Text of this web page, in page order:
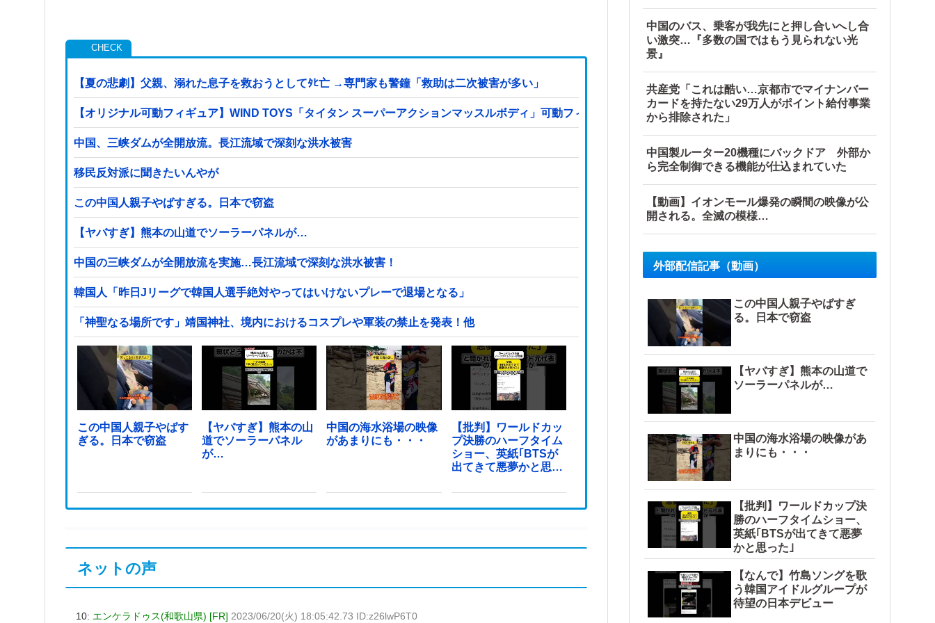
【夏の悲劇】父親、溺れた息子を救おうとしてﾀﾋ亡 →専門家も警鐘「救助は二次被害が多い」
【オリジナル可動フィギュア】WIND TOYS「タイタン スーパーアクションマッスルボディ」可動フィギュア各種【予約開始】
中国、三峡ダムが全開放流。長江流域で深刻な洪水被害
移民反対派に聞きたいんやが
この中国人親子やばすぎる。日本で窃盗
【ヤバすぎ】熊本の山道でソーラーパネルが…
中国の三峡ダムが全開放流を実施…長江流域で深刻な洪水被害！
韓国人「昨日Jリーグで韓国人選手絶対やってはいけないプレーで退場となる」
「神聖なる場所です」靖国神社、境内におけるコスプレや軍装の禁止を発表！他
この中国人親子やばす
ぎる。日本で窃盗
【ヤバすぎ】熊本の山
道でソーラーパネル
が…
中国の海水浴場の映像
があまりにも・・・
【批判】ワールドカッ
プ決勝のハーフタイム
ショー、英紙｢BTSが
出てきて悪夢かと思っ
ネットの声
10: エンケラドゥス(和歌山県) [FR] 2023/06/20(火) 18:05:42.73 ID:z26lwP6T0
中国のバス、乗客が我先にと押し合いへし合
い激突…『多数の国ではもう見られない光
景』
共産党「これは酷い…京都市でマイナンバー
カードを持たない29万人がポイント給付事業
から排除された」
中国製ルーター20機種にバックドア 外部か
ら完全制御できる機能が仕込まれていた
【動画】イオンモール爆発の瞬間の映像が公
開される。全滅の模様…
外部配信記事（動画）
この中国人親子やばすぎ
る。日本で窃盗
【ヤバすぎ】熊本の山道で
ソーラーパネルが…
中国の海水浴場の映像があ
まりにも・・・
【批判】ワールドカップ決
勝のハーフタイムショー、
英紙｢BTSが出てきて悪夢
かと思った｣
【なんで】竹島ソングを歌
う韓国アイドルグループが
待望の日本デビュー